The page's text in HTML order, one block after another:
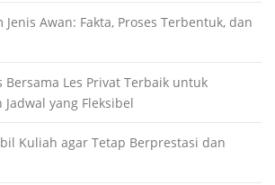
Awan: Fakta, Proses Terbentuk, dan
Bersama Les Privat Terbaik untuk
yang Fleksibel
Kuliah agar Tetap Berprestasi dan